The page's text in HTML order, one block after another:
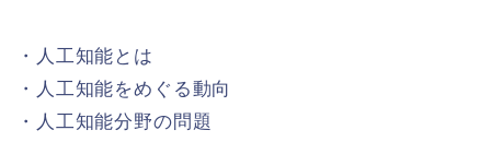
・人工知能とは
・人工知能をめぐる動向
・人工知能分野の問題